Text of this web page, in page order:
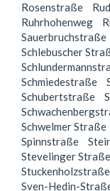
Rosenstraße
Ruhrhohenweg
Sauerbruchstraße
Schlebuscher
Schmiedestraße
Schubertstraße
Schwelmer Straße
Spinnstraße
Stevelinger Straße
Stuckenholzstraße
Sven-Hedin-